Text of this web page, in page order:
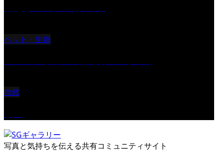
ペット・生物
自然
写真と気持ちを伝える共有コミュニティサイト